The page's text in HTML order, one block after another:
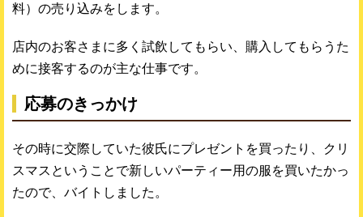
料）の売り込みをします。
店内のお客さまに多く試飲してもらい、購入してもらうた
めに接客するのが主な仕事です。
応募のきっかけ
その時に交際していた彼氏にプレゼントを買ったり、クリ
スマスということで新しいパーティー用の服を買いたかっ
たので、バイトしました。